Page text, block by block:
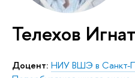
Телехов
Доцент: НИУ ВШЭ в Санкт-